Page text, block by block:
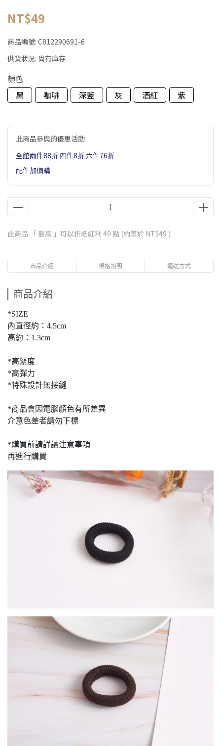
NT$49
商品編號: C812290691-6
供貨狀況: 尚有庫存
顏色
黑
咖啡 深藍 灰 酒紅 紫
此商品參與的優惠活動
全館兩件88折 四件8折 六件76折
配件加價購
此商品 「 最高 」可以折抵紅利 49 點 (約等於 NT$49 )
商品介紹 規格說明 運送方式
商品介紹
*SIZE
內直徑約：4.5cm
高約：1.3cm
*高緊度
*高彈力
*特殊設計無接縫
*商品會因電腦顏色有所差異
介意色差者請勿下標
*購買前請詳讀注意事項
再進行購買